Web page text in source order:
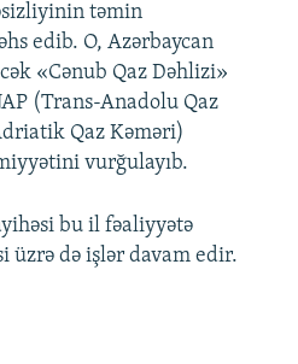
təmin
edib. O, Azərbaycan
«Cənub Qaz Dəhlizi»
(Trans-Anadolu Qaz
Qaz Kəməri)
vurğulayıb.
bu il fəaliyyətə
üzrə də işlər davam edir.